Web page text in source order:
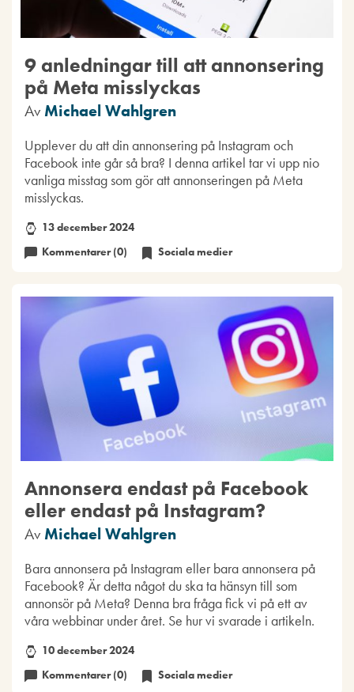
9 anledningar till att annonsering
på Meta misslyckas
Av Michael Wahlgren
Upplever du att din annonsering på Instagram och
Facebook inte går så bra? I denna artikel tar vi upp nio
vanliga misstag som gör att annonseringen på Meta
misslyckas.
13 december 2024
Kommentarer (0)
Sociala medier
Annonsera endast på Facebook
eller endast på Instagram?
Av Michael Wahlgren
Bara annonsera på Instagram eller bara annonsera på
Facebook? Är detta något du ska ta hänsyn till som
annonsör på Meta? Denna bra fråga fick vi på ett av
våra webbinar under året. Se hur vi svarade i artikeln.
10 december 2024
Kommentarer (0)
Sociala medier